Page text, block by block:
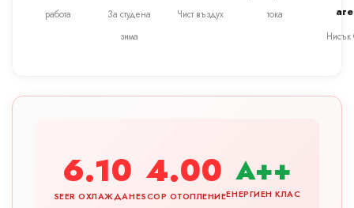
работа
За студена
зима
Чист въздух
тока
Нисък
6.10
SEER ОХЛАЖДАНЕ
4.00
SCOP ОТОПЛЕНИЕ
A++
ЕНЕРГИЕН КЛАС